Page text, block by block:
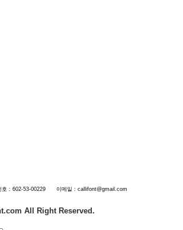
호 : 602-53-00229 이메일 : callifont@gmail.com
All Right Reserved.